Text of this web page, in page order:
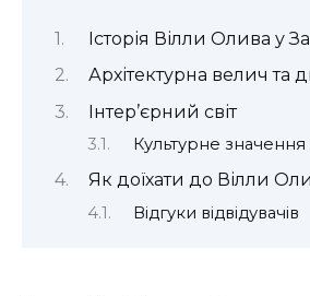
Історія Вілли Олива у
Архітектурна велич та
Інтер’єрний світ
Культурне значення
Як доїхати до Вілли
Відгуки відвідувачів